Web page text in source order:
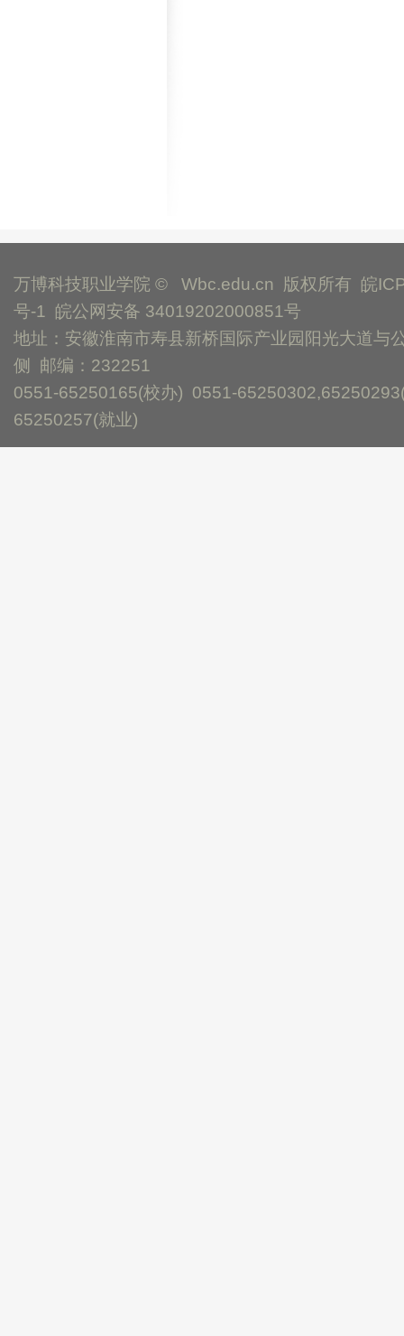
万博科技职业学院 © Wbc.edu.cn 版权所有 皖
号-1
皖公网安备 34019202000851号
地址：安徽淮南市寿县新桥国际产业园阳光大道与
侧 邮编：232251
0551-65250165(校办) 0551-
65250257(就业)